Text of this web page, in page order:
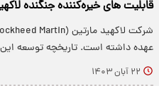
قابلیت های خیره‌کننده جنگنده
عهده داشته است. تاریخچه توسعه
۲۲ آبان ۱۴۰۳